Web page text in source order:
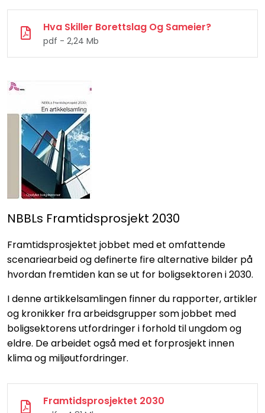
Hva Skiller Borettslag Og Sameier?
pdf - 2,24 Mb
NBBLs Framtidsprosjekt 2030
Framtidsprosjektet jobbet med et omfattende
scenariearbeid og definerte fire alternative bilder på
hvordan fremtiden kan se ut for boligsektoren i 2030.
I denne artikkelsamlingen finner du rapporter, artikler
og kronikker fra arbeidsgrupper som jobbet med
boligsektorens utfordringer i forhold til ungdom og
eldre. De arbeidet også med et forprosjekt innen
klima og miljøutfordringer.
Framtidsprosjektet 2030